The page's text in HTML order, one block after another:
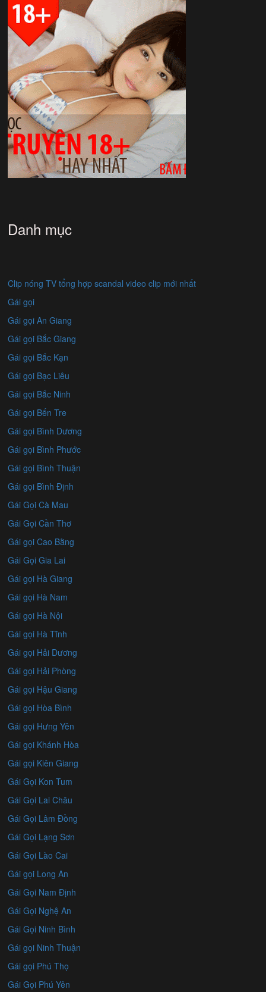
Danh mục
Clip nóng TV tổng hợp scandal video clip mới nhất
Gái gọi
Gái gọi An Giang
Gái gọi Bắc Giang
Gái gọi Bắc Kạn
Gái gọi Bạc Liêu
Gái gọi Bắc Ninh
Gái gọi Bến Tre
Gái gọi Bình Dương
Gái gọi Bình Phước
Gái gọi Bình Thuận
Gái gọi Bình Định
Gái Gọi Cà Mau
Gái Gọi Cần Thơ
Gái gọi Cao Bằng
Gái Gọi Gia Lai
Gái gọi Hà Giang
Gái gọi Hà Nam
Gái gọi Hà Nội
Gái gọi Hà Tĩnh
Gái gọi Hải Dương
Gái gọi Hải Phòng
Gái gọi Hậu Giang
Gái gọi Hòa Bình
Gái gọi Hưng Yên
Gái gọi Khánh Hòa
Gái gọi Kiên Giang
Gái Gọi Kon Tum
Gái Gọi Lai Châu
Gái Gọi Lâm Đồng
Gái Gọi Lạng Sơn
Gái Gọi Lào Cai
Gái gọi Long An
Gái Gọi Nam Định
Gái Gọi Nghệ An
Gái Gọi Ninh Bình
Gái gọi Ninh Thuận
Gái gọi Phú Thọ
Gái Gọi Phú Yên